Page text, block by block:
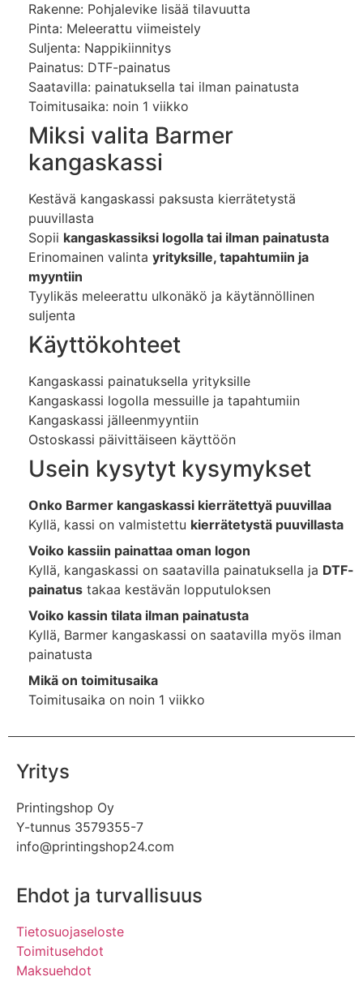
Rakenne: Pohjalevike lisää tilavuutta
Pinta: Meleerattu viimeistely
Suljenta: Nappikiinnitys
Painatus: DTF-painatus
Saatavilla: painatuksella tai ilman painatusta
Toimitusaika: noin 1 viikko
Miksi valita Barmer
kangaskassi
Kestävä kangaskassi paksusta kierrätetystä
puuvillasta
Sopii kangaskassiksi logolla tai ilman painatusta
Erinomainen valinta yrityksille, tapahtumiin ja
myyntiin
Tyylikäs meleerattu ulkonäkö ja käytännöllinen
suljenta
Käyttökohteet
Kangaskassi painatuksella yrityksille
Kangaskassi logolla messuille ja tapahtumiin
Kangaskassi jälleenmyyntiin
Ostoskassi päivittäiseen käyttöön
Usein kysytyt kysymykset
Onko Barmer kangaskassi kierrätettyä puuvillaa
Kyllä, kassi on valmistettu kierrätetystä puuvillasta
Voiko kassiin painattaa oman logon
Kyllä, kangaskassi on saatavilla painatuksella ja DTF-
painatus takaa kestävän lopputuloksen
Voiko kassin tilata ilman painatusta
Kyllä, Barmer kangaskassi on saatavilla myös ilman
painatusta
Mikä on toimitusaika
Toimitusaika on noin 1 viikko
Yritys
Printingshop Oy
Y-tunnus 3579355-7
info@printingshop24.com
Ehdot ja turvallisuus
Tietosuojaseloste
Toimitusehdot
Maksuehdot